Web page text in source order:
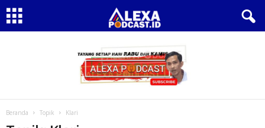
Beranda Topik Klari